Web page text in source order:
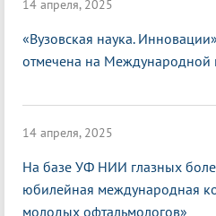
14 апреля, 2025
«Вузовская наука.
отмечена на Международной
14 апреля, 2025
На базе УФ НИИ глазных
юбилейная международная
молодых офтальмологов»